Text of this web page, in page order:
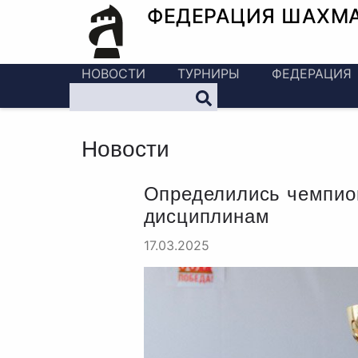
ФЕДЕРАЦИЯ
НОВОСТИ ТУРНИРЫ ФЕДЕРАЦИЯ
Новости
Определились
дисциплинам
17.03.2025